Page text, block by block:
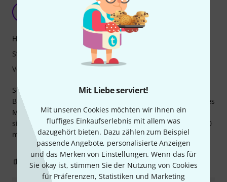
Mit Liebe serviert!
Mit unseren Cookies möchten wir Ihnen ein
fluffiges Einkaufserlebnis mit allem was
dazugehört bieten. Dazu zählen zum Beispiel
passende Angebote, personalisierte Anzeigen
und das Merken von Einstellungen. Wenn das für
Sie okay ist, stimmen Sie der Nutzung von Cookies
für Präferenzen, Statistiken und Marketing
Mobiles Mirkostativ
unlimitedMusic 22.10.2019
Sehr gut verarbeitetes Mikrostativ für den rauen
Bühnenalltag. Mehrere lassen sich super stapeln. Einzigstes
Manko - Für große Sänger fast zu kurz! Also die Person, die
sich direkt vor das Mikrofon stellt sollte nich größer als 1,80
m sein!
Handling
Stabilität
Verarbeitung
0 BEWERTUNG MELDEN